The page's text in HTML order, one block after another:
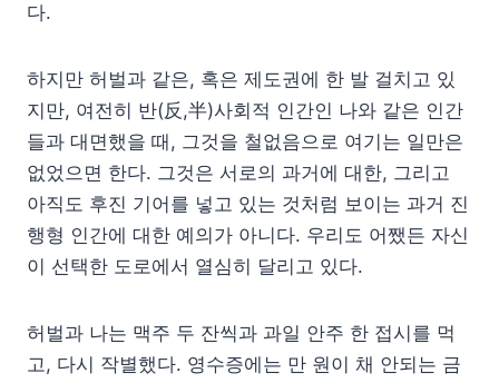
다.
하지만 허벌과 같은, 혹은 제도권에 한 발 걸치고 있
지만, 여전히 반(反,半)사회적 인간인 나와 같은 인간
들과 대면했을 때, 그것을 철없음으로 여기는 일만은
없었으면 한다. 그것은 서로의 과거에 대한, 그리고
아직도 후진 기어를 넣고 있는 것처럼 보이는 과거 진
행형 인간에 대한 예의가 아니다. 우리도 어쨌든 자신
이 선택한 도로에서 열심히 달리고 있다.
허벌과 나는 맥주 두 잔씩과 과일 안주 한 접시를 먹
고, 다시 작별했다. 영수증에는 만 원이 채 안되는 금